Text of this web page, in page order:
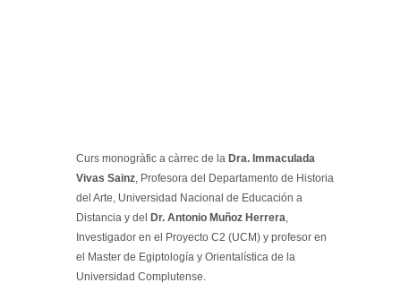
Curs monogràfic a càrrec de la Dra. Immaculada
Vivas Sainz, Profesora del Departamento de Historia
del Arte, Universidad Nacional de Educación a
Distancia y del
Dr. Antonio Muñoz Herrera,
Investigador en el Proyecto C2 (UCM) y profesor en
el Master de Egiptología y Orientalística de la
Universidad Complutense.